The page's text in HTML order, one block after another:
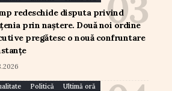
redeschide disputa privind
prin naștere. Două noi ordine
pregătesc o nouă confruntare
Politică Ultimă oră